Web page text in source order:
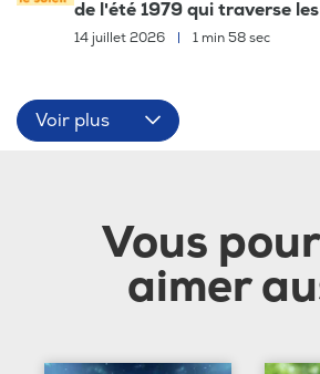
de l'été 1979 qui traverse
14 juillet 2026 | 1 min 58 sec
Voir plus
Vous
aimer